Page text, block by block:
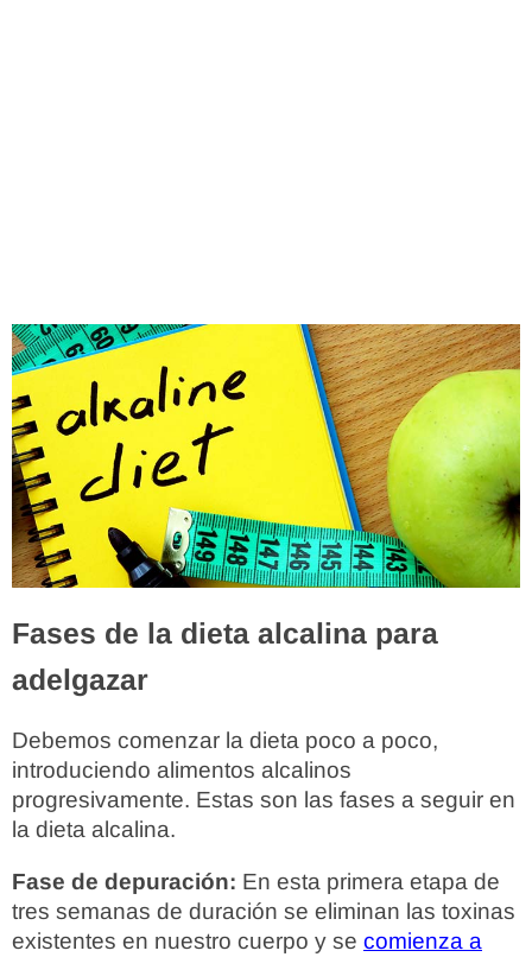
Fases de la dieta alcalina para
adelgazar
Debemos comenzar la dieta poco a poco,
introduciendo alimentos alcalinos
progresivamente. Estas son las fases a seguir en
la dieta alcalina.
Fase de depuración: En esta primera etapa de
tres semanas de duración se eliminan las toxinas
existentes en nuestro cuerpo y se comienza a